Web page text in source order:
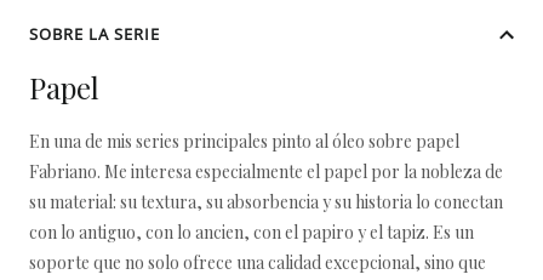
SOBRE LA SERIE
Papel
En una de mis series principales pinto al óleo sobre papel
Fabriano. Me interesa especialmente el papel por la nobleza de
su material: su textura, su absorbencia y su historia lo conectan
con lo antiguo, con lo ancien, con el papiro y el tapiz. Es un
soporte que no solo ofrece una calidad excepcional, sino que